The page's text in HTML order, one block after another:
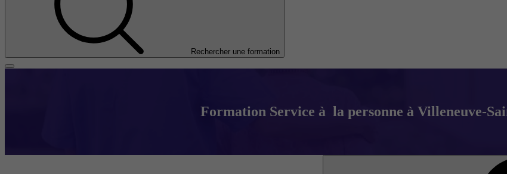
Rechercher une formation
Formation Service à la personne à Villeneuve-